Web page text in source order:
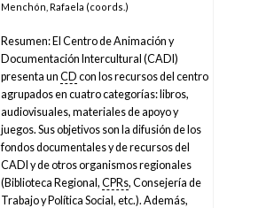
Menchón, Rafaela (coords.)
Resumen: El Centro de Animación y
Documentación Intercultural (CADI)
presenta unCD con los recursos del centro
agrupados en cuatro categorías: libros,
audiovisuales, materiales de apoyo y
juegos. Sus objetivos son la difusión de los
fondos documentales y de recursos del
CADI y de otros organismos regionales
(Biblioteca Regional,CPRs, Consejería de
Trabajo y Política Social, etc.). Además,